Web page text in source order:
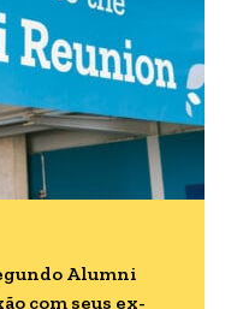
Alumni
com seus ex-